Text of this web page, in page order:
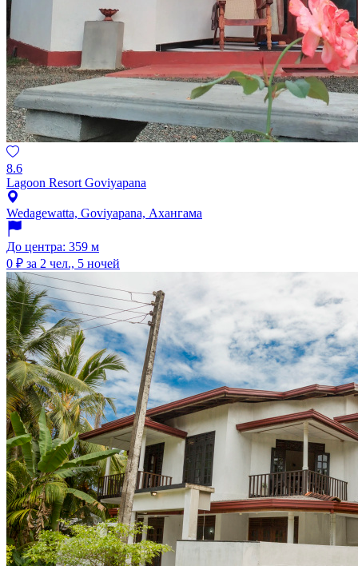
8.6
Lagoon Resort Goviyapana
Wedagewatta, Goviyapana, Ахангама
До центра: 359 м
0 ₽ за 2 чел., 5 ночей